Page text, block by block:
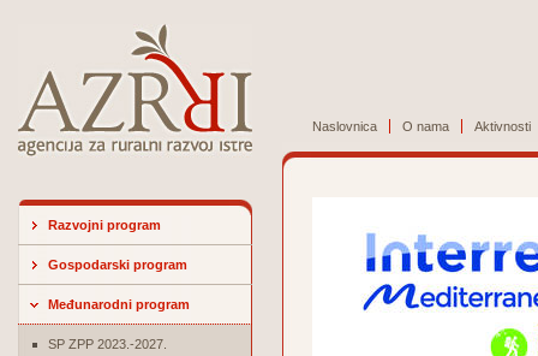
Naslovnica O nama Aktivnosti
Razvojni program
Gospodarski program
Međunarodni program
SP ZPP 2023.-2027.